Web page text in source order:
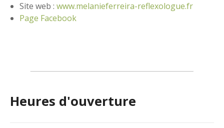
Site web :www.melanieferreira-reflexologue.fr
Page Facebook
Heures d'ouverture